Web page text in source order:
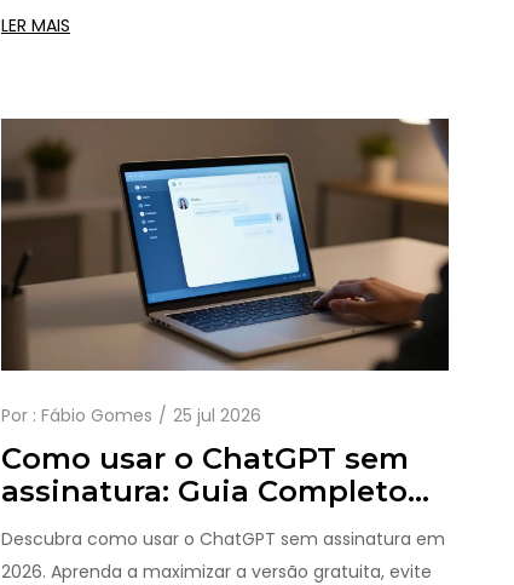
gaps em arquitetura, governança e experiência do
LER MAIS
Por : Fábio Gomes 25 jul 2026
Como usar o ChatGPT sem
assinatura: Guia Completo
para Acesso Gratuito em
2026
Descubra como usar o ChatGPT sem assinatura em
2026. Aprenda a maximizar a versão gratuita, evite